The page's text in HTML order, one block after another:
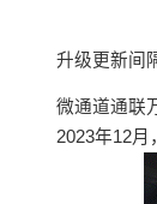
升级更新间
微通道通联
2023年12